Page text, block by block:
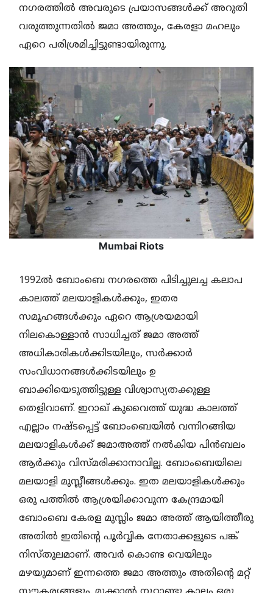
നഗരത്തില്‍ അവരുടെ പ്രയാസങ്ങള്‍ക്ക് അറുതി
വരുത്തുന്നതില്‍ ജമാ അത്തും, കേരളാ മഹലും
ഏറെ പരിശ്രമിച്ചിട്ടുണ്ടായിരുന്നു.
Mumbai Riots
1992ല്‍ ബോംബെ നഗരത്തെ പിടിച്ചുലച്ച കലാപ
കാലത്ത് മലയാളികള്‍ക്കും, ഇതര
സമൂഹങ്ങള്‍ക്കും ഏറെ ആശ്രയമായി
നിലകൊള്ളാന്‍ സാധിച്ചത് ജമാ അത്ത്
അധികാരികള്‍ക്കിടയിലും, സര്‍ക്കാര്‍
സംവിധാനങ്ങള്‍ക്കിടയിലും ഉ
ബാക്കിയെടുത്തിട്ടുള്ള വിശ്വാസ്യതക്കുള്ള
തെളിവാണ്. ഇറാഖ് കുവൈത്ത് യുദ്ധ കാലത്ത്
എല്ലാം നഷ്ടപ്പെട്ട് ബോംബെയില്‍ വന്നിറങ്ങിയ
മലയാളികള്‍ക്ക് ജമാഅത്ത് നല്‍കിയ പിന്‍ബലം
ആര്‍ക്കും വിസ്മരിക്കാനാവില്ല. ബോംബെയിലെ
മലയാളി മുസ്ലീങ്ങള്‍ക്കും. ഇത മലയാളികള്‍ക്കും
ഒരു പത്തില്‍ ആശ്രയിക്കാവുന്ന കേന്ദ്രമായി
ബോംബെ കേരള മുസ്ലിം ജമാ അത്ത് ആയിത്തീരു
അതില്‍ ഇതിന്റെ പൂര്‍വ്വിക നേതാക്കളുടെ പങ്ക്
നിസ്തുലമാണ്. അവര്‍ കൊണ്ട വെയിലും
മഴയുമാണ് ഇന്നത്തെ ജമാ അത്തും അതിന്റെ മറ്റ്